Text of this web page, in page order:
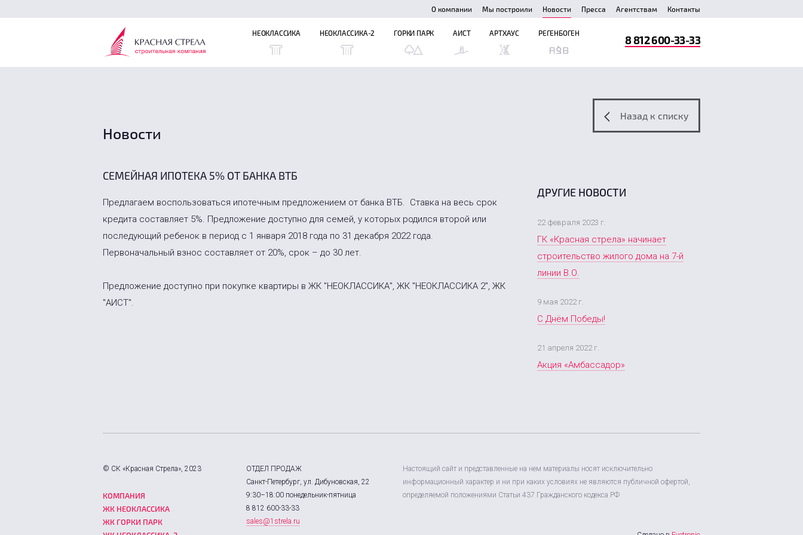
О компании Мы построили Новости Пресса Агентствам Контакты
НЕОКЛАССИКА НЕОКЛАССИКА-2 ГОРКИ ПАРК АИСТ АРТХАУС РЕГЕНБОГЕН
8 812 600-33-33
Новости
Назад к списку
СЕМЕЙНАЯ ИПОТЕКА 5% ОТ БАНКА ВТБ
Предлагаем воспользоваться ипотечным предложением от банка ВТБ. Ставка на весь срок
кредита составляет 5%. Предложение доступно для семей, у которых родился второй или
последующий ребенок в период с 1 января 2018 года по 31 декабря 2022 года.
Первоначальный взнос составляет от 20%, срок – до 30 лет.
Предложение доступно при покупке квартиры в ЖК "НЕОКЛАССИКА", ЖК "НЕОКЛАССИКА 2", ЖК
"АИСТ".
ДРУГИЕ НОВОСТИ
22 февраля 2023 г.
ГК «Красная стрела» начинает
строительство жилого дома на 7-й
линии В.О.
9 мая 2022 г.
С Днём Победы!
21 апреля 2022 г.
Акция «Амбассадор»
© СК «Красная Стрела», 2023
КОМПАНИЯ
ЖК НЕОКЛАССИКА
ЖК ГОРКИ ПАРК
ОТДЕЛ ПРОДАЖ
Санкт-Петербург, ул. Дибуновская, 22
9:30–18:00 понедельник-пятница
8 812 600-33-33
sales@1strela.ru
Настоящий сайт и представленные на нем материалы носят исключительно
информационный характер и ни при каких условиях не являются публичной офертой,
определяемой положениями Статьи 437 Гражданского кодекса РФ